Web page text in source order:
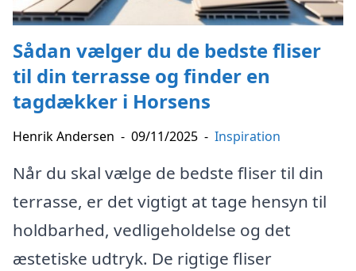
Sådan vælger du de bedste fliser
til din terrasse og finder en
tagdækker i Horsens
Henrik Andersen - 09/11/2025 - Inspiration
Når du skal vælge de bedste fliser til din
terrasse, er det vigtigt at tage hensyn til
holdbarhed, vedligeholdelse og det
æstetiske udtryk. De rigtige fliser